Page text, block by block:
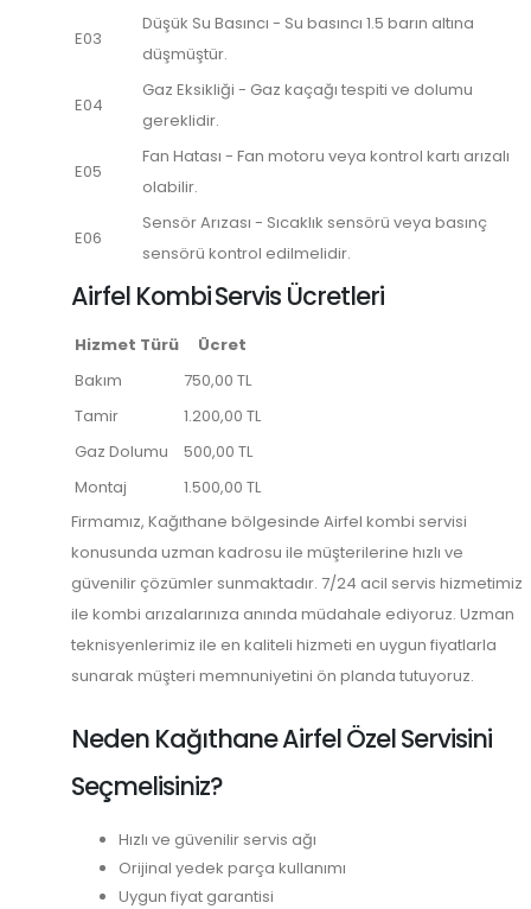
E03
Düşük Su Basıncı - Su basıncı 1.5 barın altına
düşmüştür.
E04
Gaz Eksikliği - Gaz kaçağı tespiti ve dolumu
gereklidir.
E05
Fan Hatası - Fan motoru veya kontrol kartı arızalı
olabilir.
E06
Sensör Arızası - Sıcaklık sensörü veya basınç
sensörü kontrol edilmelidir.
Airfel Kombi Servis Ücretleri
Hizmet Türü
Ücret
Bakım
750,00 TL
Tamir
1.200,00 TL
Gaz Dolumu
500,00 TL
Montaj
1.500,00 TL
Firmamız, Kağıthane bölgesinde Airfel kombi servisi
konusunda uzman kadrosu ile müşterilerine hızlı ve
güvenilir çözümler sunmaktadır. 7/24 acil servis hizmetimiz
ile kombi arızalarınıza anında müdahale ediyoruz. Uzman
teknisyenlerimiz ile en kaliteli hizmeti en uygun fiyatlarla
sunarak müşteri memnuniyetini ön planda tutuyoruz.
Neden Kağıthane Airfel Özel Servisini
Seçmelisiniz?
Hızlı ve güvenilir servis ağı
Orijinal yedek parça kullanımı
Uygun fiyat garantisi